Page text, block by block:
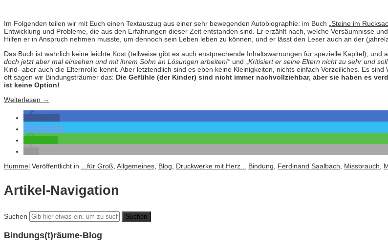
Im Folgenden teilen wir mit Euch einen Textauszug aus einer sehr bewegenden Autobiographie: im Buch „Steine im
Entwicklung und Probleme, die aus den Erfahrungen dieser Zeit entstanden sind. Er erzählt nach, welche Versäumnisse
Hilfen er in Anspruch nehmen musste, um dennoch sein Leben leben zu können, und er lässt den Leser auch an der
Das Buch ist wahrlich keine leichte Kost (teilweise gibt es auch enstprechende Inhaltswarnungen für spezielle Kapitel),
doch jetzt aber mal einsehen und mit ihrem Sohn an Lösungen arbeiten!“ und „Kritisiert er seine Eltern nicht zu sehr und
Kind- aber auch die Elternrolle kennt. Aber letztendlich sind es eben keine Kleinigkeiten, nichts einfach Verzeiliches. Es
oft sagen wir Bindungsträumer das: Die Gefühle (der Kinder) sind nicht immer nachvollziehbar, aber sie haben es
ist keine Option!
Weiterlesen →
Hummel Veröffentlicht in ...für Groß, Allgemeines, Blog, Druckwerke mit Herz... Bindung, Ferdinand Saalbach, Missbrauch,
Artikel-Navigation
Suchen
Bindungs(t)räume-Blog